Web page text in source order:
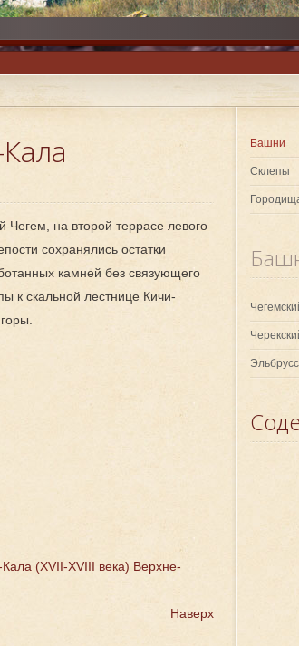
Чегем, на второй террасе левого
сохранялись остатки
камней без связующего
к скальной лестнице Кичи-
(XVII-XVIII века) Верхне-
Наверх
Башни
Склепы